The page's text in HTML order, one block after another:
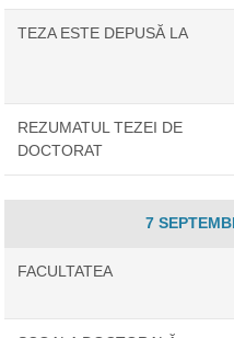
TEZA ESTE DEPUSĂ LA
REZUMATUL TEZEI DE
DOCTORAT
7
FACULTATEA